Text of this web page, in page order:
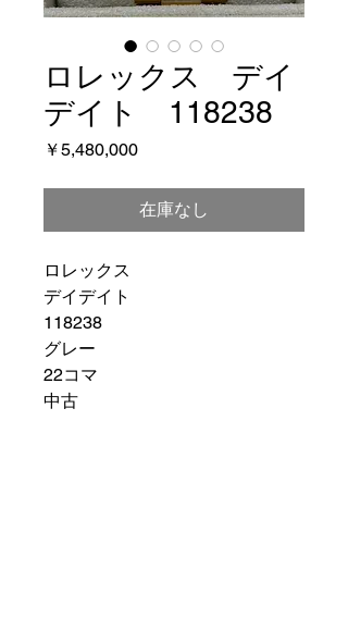
ロレックス デイ
デイト 118238
￥5,480,000価
在庫なし
ロレックス
デイデイト
118238
グレー
22コマ
中古